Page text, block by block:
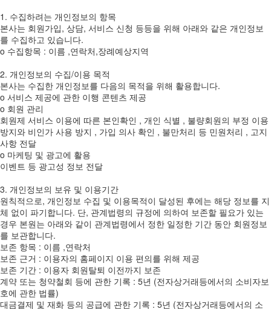
1. 수집하려는 개인정보의 항목
본사는 회원가입, 상담, 서비스 신청 등등을 위해 아래와 같은 개인정보
를 수집하고 있습니다.
ο 수집항목 : 이름 ,연락처,장례예상지역
2. 개인정보의 수집/이용 목적
본사는 수집한 개인정보를 다음의 목적을 위해 활용합니다.
ο 서비스 제공에 관한 이행 콘텐츠 제공
ο 회원 관리
회원제 서비스 이용에 따른 본인확인 , 개인 식별 , 불량회원의 부정 이용
방지와 비인가 사용 방지 , 가입 의사 확인 , 불만처리 등 민원처리 , 고지
사항 전달
ο 마케팅 및 광고에 활용
이벤트 등 광고성 정보 전달
3. 개인정보의 보유 및 이용기간
원칙적으로, 개인정보 수집 및 이용목적이 달성된 후에는 해당 정보를 지
체 없이 파기합니다. 단, 관계법령의 규정에 의하여 보존할 필요가 있는
경우 본원는 아래와 같이 관계법령에서 정한 일정한 기간 동안 회원정보
를 보관합니다.
보존 항목 : 이름 ,연락처
보존 근거 : 이용자의 홈페이지 이용 편의를 위해 제공
보존 기간 : 이용자 회원탈퇴 이전까지 보존
계약 또는 청약철회 등에 관한 기록 : 5년 (전자상거래등에서의 소비자보
호에 관한 법률)
대금결제 및 재화 등의 공급에 관한 기록 : 5년 (전자상거래등에서의 소